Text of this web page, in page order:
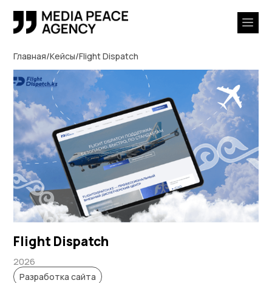
Главная/Кейсы/Flight Dispatch
Flight Dispatch
2026
Разработка сайта